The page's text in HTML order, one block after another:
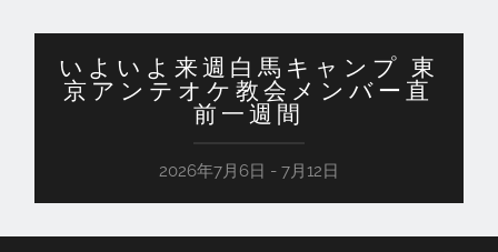
いよいよ来週白馬キャンプ 東
京アンテオケ教会メンバー直
前一週間
2026年7月6日 - 7月12日